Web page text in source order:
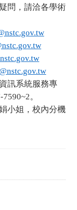
問，請洽各學術
訊系統服務專
。
小姐，校內分機